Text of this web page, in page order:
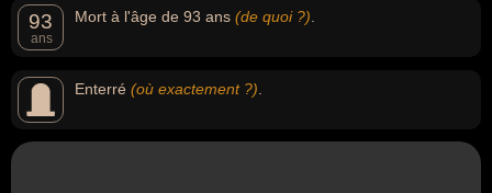
93
ans
Mort à l'âge de 93 ans (de quoi ?)
Enterré (où exactement ?)